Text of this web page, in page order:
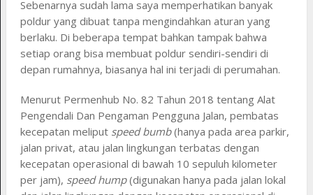
Sebenarnya sudah lama saya memperhatikan banyak
poldur yang dibuat tanpa mengindahkan aturan yang
berlaku. Di beberapa tempat bahkan tampak bahwa
setiap orang bisa membuat poldur sendiri-sendiri di
depan rumahnya, biasanya hal ini terjadi di perumahan.
Menurut Permenhub No. 82 Tahun 2018 tentang Alat
Pengendali Dan Pengaman Pengguna Jalan, pembatas
kecepatan meliput speed bumb(hanya pada area parkir,
jalan privat, atau jalan lingkungan terbatas dengan
kecepatan operasional di bawah 10 sepuluh kilometer
per jam), speed hump(digunakan hanya pada jalan lokal